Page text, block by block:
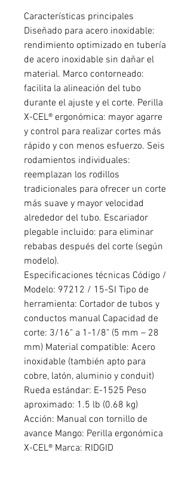
Características principales
Diseñado para acero inoxidable:
rendimiento optimizado en tubería
de acero inoxidable sin dañar el
material. Marco contorneado:
facilita la alineación del tubo
durante el ajuste y el corte. Perilla
X-CEL® ergonómica: mayor agarre
y control para realizar cortes más
rápido y con menos esfuerzo. Seis
rodamientos individuales:
reemplazan los rodillos
tradicionales para ofrecer un corte
más suave y mayor velocidad
alrededor del tubo. Escariador
plegable incluido: para eliminar
rebabas después del corte (según
modelo).
Especificaciones técnicas Código /
Modelo: 97212 / 15-SI Tipo de
herramienta: Cortador de tubos y
conductos manual Capacidad de
corte: 3/16" a 1-1/8" (5 mm – 28
mm) Material compatible: Acero
inoxidable (también apto para
cobre, latón, aluminio y conduit)
Rueda estándar: E-1525 Peso
aproximado: 1.5 lb (0.68 kg)
Acción: Manual con tornillo de
avance Mango: Perilla ergonómica
X-CEL® Marca: RIDGID